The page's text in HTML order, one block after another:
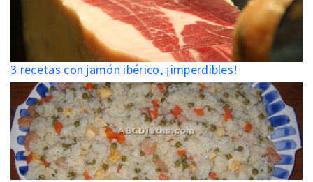
3 recetas con jamón ibérico, ¡imperdibles!